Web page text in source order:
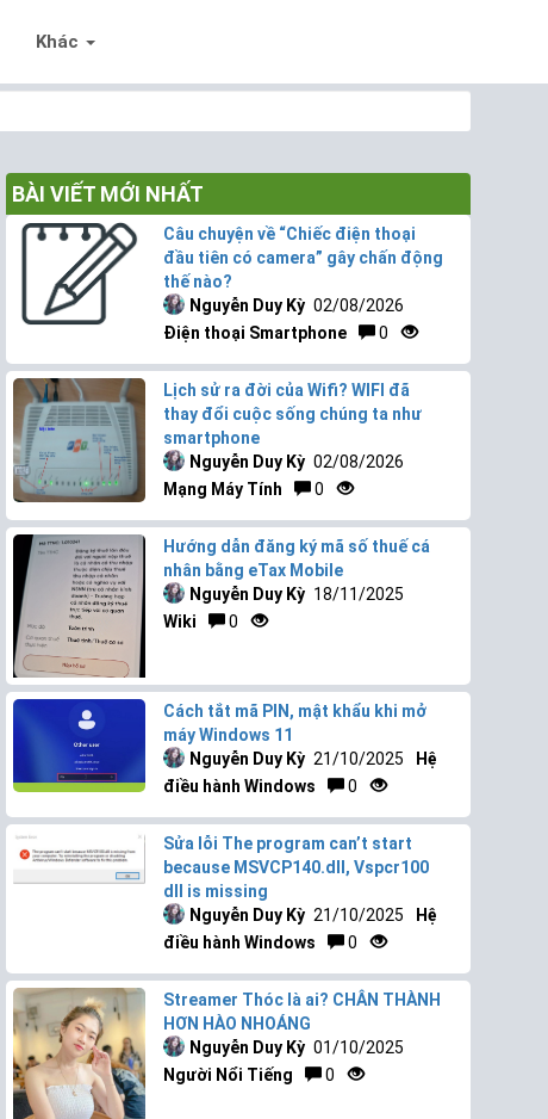
Khác
BÀI VIẾT MỚI NHẤT
Câu chuyện về “Chiếc điện thoại
đầu tiên có camera” gây chấn động
thế nào?
Nguyễn Duy Kỳ 02/08/2026
Điện thoại Smartphone
0
Lịch sử ra đời của Wifi? WIFI đã
thay đổi cuộc sống chúng ta như
smartphone
Nguyễn Duy Kỳ 02/08/2026
Mạng Máy Tính
0
Hướng dẫn đăng ký mã số thuế cá
nhân bằng eTax Mobile
Nguyễn Duy Kỳ 18/11/2025
Wiki
0
Cách tắt mã PIN, mật khẩu khi mở
máy Windows 11
Nguyễn Duy Kỳ 21/10/2025
Hệ
điều hành Windows
0
Sửa lỗi The program can’t start
because MSVCP140.dll, Vspcr100
dll is missing
Nguyễn Duy Kỳ 21/10/2025
Hệ
điều hành Windows
0
Streamer Thóc là ai? CHÂN THÀNH
HƠN HÀO NHOÁNG
Nguyễn Duy Kỳ 01/10/2025
Người Nổi Tiếng
0